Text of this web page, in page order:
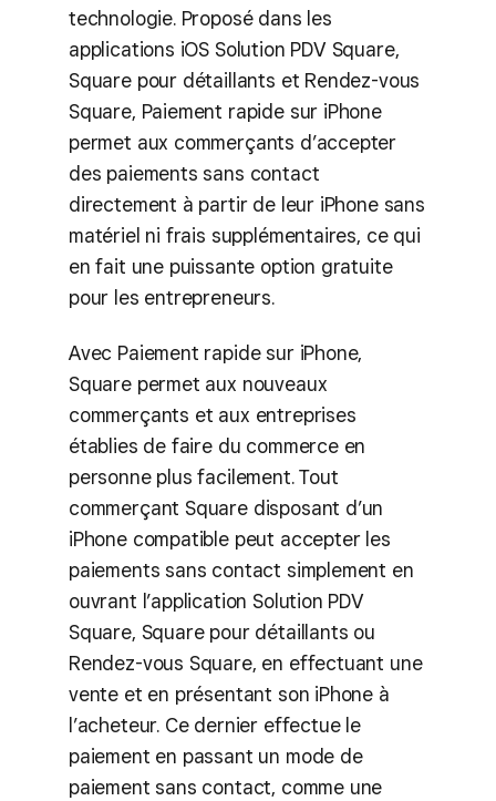
technologie. Proposé dans les
applications iOS Solution PDV Square,
Square pour détaillants et Rendez-vous
Square, Paiement rapide sur iPhone
permet aux commerçants d’accepter
des paiements sans contact
directement à partir de leur iPhone sans
matériel ni frais supplémentaires, ce qui
en fait une puissante option gratuite
pour les entrepreneurs.
Avec Paiement rapide sur iPhone,
Square permet aux nouveaux
commerçants et aux entreprises
établies de faire du commerce en
personne plus facilement. Tout
commerçant Square disposant d’un
iPhone compatible peut accepter les
paiements sans contact simplement en
ouvrant l’application Solution PDV
Square, Square pour détaillants ou
Rendez-vous Square, en effectuant une
vente et en présentant son iPhone à
l’acheteur. Ce dernier effectue le
paiement en passant un mode de
paiement sans contact, comme une